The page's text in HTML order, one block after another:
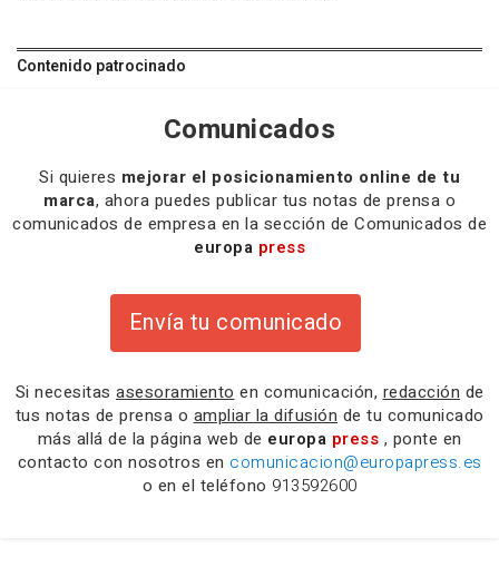
Contenido patrocinado
Comunicados
Si quieres mejorar el posicionamiento online de tu
marca, ahora puedes publicar tus notas de prensa o
comunicados de empresa en la sección de Comunicados de
europa press
Envía tu comunicado
Si necesitas asesoramiento en comunicación, redacción de
tus notas de prensa o ampliar la difusión de tu comunicado
más allá de la página web de europa press , ponte en
contacto con nosotros en comunicacion@europapress.es
o en el teléfono 913592600